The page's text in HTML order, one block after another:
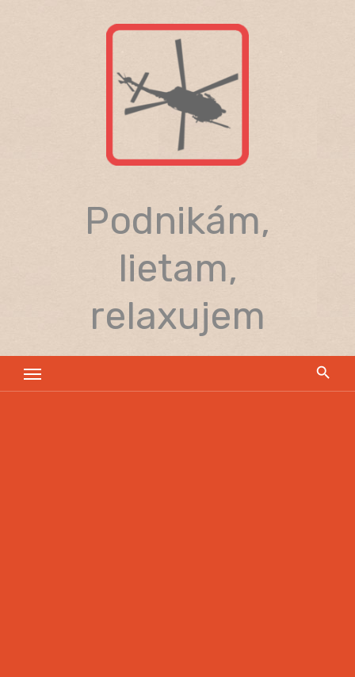
Podnikám,
lietam,
relaxujem